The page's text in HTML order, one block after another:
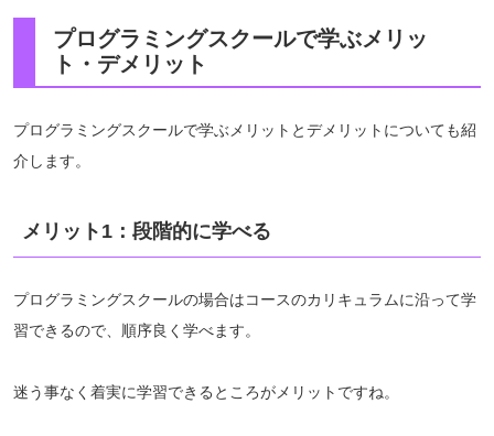
プログラミングスクールで学ぶメリッ
ト・デメリット
プログラミングスクールで学ぶメリットとデメリットについても紹
介します。
メリット1：段階的に学べる
プログラミングスクールの場合はコースのカリキュラムに沿って学
習できるので、順序良く学べます。
迷う事なく着実に学習できるところがメリットですね。